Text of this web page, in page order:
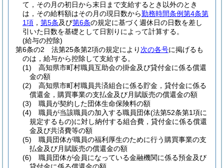
て，その月の初日から末日まで支給するとき以外のとき
は，その給料額はその月の現日数から勤務時間条例第4条第
1項 ， 第5条及び第6条の規定に基づく週休日の日数を差し
引いた日数を基礎として日割りによって計算する。
(給与の控除)
第6条の2
法第25条第2項の規定により 次の各号に掲げるも
のは，給与から控除して支給する。
(1)
高知県市町村職員互助会の掛金及び貸付金に係る償還
金の額
(2)
高知県市町村職員共済組合に係る貯金，貸付金に係る
償還金，購買事業の支払金及び月賦販売の償還金の額
(3)
職員が契約した団体生命保険料の額
(4)
職員が当該職員の加入する職員団体(法第52条第1項に
規定するもの)に対し納付する組合費，貸付金に係る償還
金及び共済費等の額
(5)
職員団体が職員の福利厚生のために行う購買事業の支
払金及び月賦販売の償還金の額
(6)
職員団体が会員になっている金融機関に係る預金及び